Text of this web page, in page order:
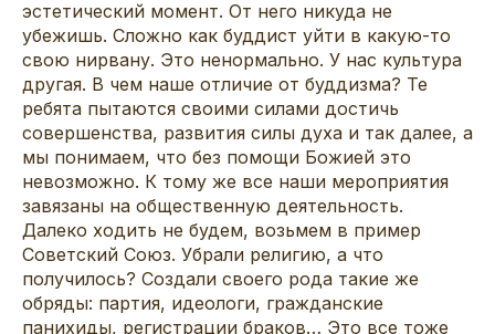
эстетический момент. От него никуда не
убежишь. Сложно как буддист уйти в какую-то
свою нирвану. Это ненормально. У нас культура
другая. В чем наше отличие от буддизма? Те
ребята пытаются своими силами достичь
совершенства, развития силы духа и так далее, а
мы понимаем, что без помощи Божией это
невозможно. К тому же все наши мероприятия
завязаны на общественную деятельность.
Далеко ходить не будем, возьмем в пример
Советский Союз. Убрали религию, а что
получилось? Создали своего рода такие же
обряды: партия, идеологи, гражданские
панихиды, регистрации браков… Это все тоже